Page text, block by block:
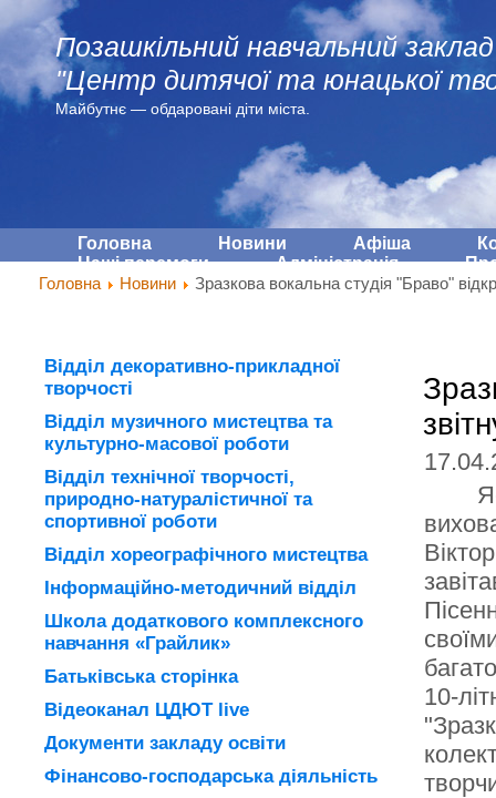
Позашкільний навчальний заклад
"Центр дитячої та юнацької
Майбутнє — обдарованi діти міста.
Головна Новини Афіша
Наші перемоги
Адмiнiстрацiя
Головна
Новини Зразкова вокальна студія "Браво"
10-
Відділ декоративно-прикладної
творчості
Відділ музичного мистецтва та
культурно-масової роботи
Відділ технічної творчості,
природно-натуралістичної та
спортивної роботи
Відділ хореографічного мистецтва
Інформаційно-методичний відділ
Школа додаткового комплексного
навчання «Грайлик»
Батьківська сторінка
Відеоканал ЦДЮТ live
Документи закладу освіти
Фінансово-господарська діяльність